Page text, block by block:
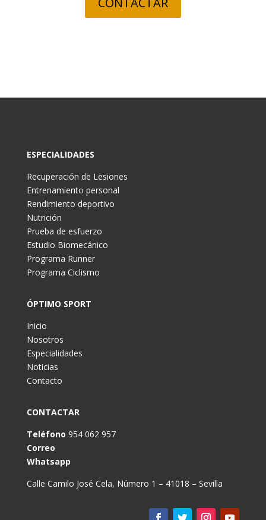
ESPECIALIDADES
Recuperación de Lesiones
Entrenamiento personal
Rendimiento deportivo
Nutrición
Prueba de esfuerzo
Estudio Biomecánico
Programa Runner
Programa Ciclismo
ÓPTIMO SPORT
Inicio
Nosotros
Especialidades
Noticias
Contacto
CONTACTAR
Teléfono 954 062 957
Correo
Whatsapp
Calle Camilo José Cela, Número 1 – 41018 – Sevilla